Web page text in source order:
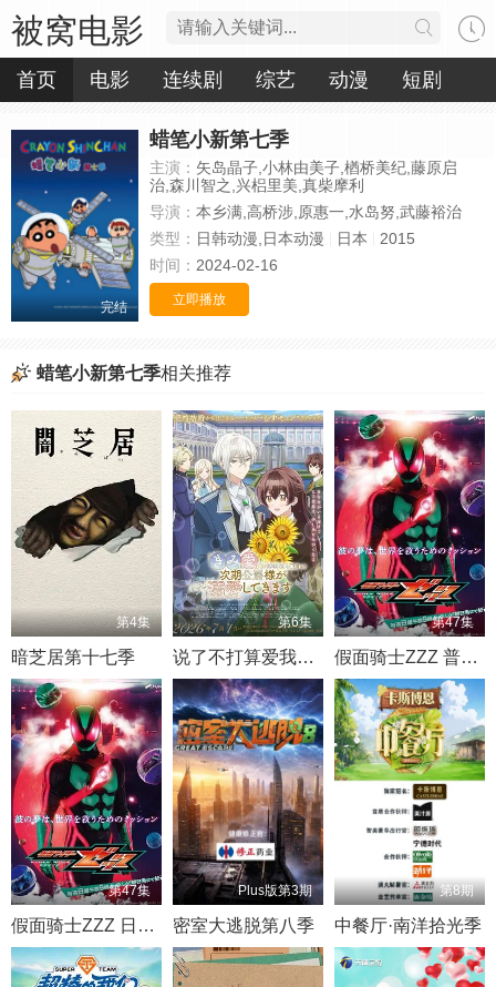
被窝电影
首页 电影 连续剧 综艺 动漫 短剧
完结
蜡笔小新第七季
主演： 矢岛晶子,小林由美子,楢桥美纪,藤原启
治,森川智之,兴梠里美,真柴摩利
导演： 本乡满,高桥涉,原惠一,水岛努,武藤裕治
类型： 日韩动漫,日本动漫 日本
2015
时间： 2024-02-16
立即播放
蜡笔小新第七季相关推荐
第4集
暗芝居第十七季
第6集
说了不打算爱我的公爵继承人 不知为何对我宠爱有加
第47集
假面骑士ZZZ 普通话版
第47集
假面骑士ZZZ​ 日语版
Plus版第3期
密室大逃脱第八季
第8期
中餐厅·南洋拾光季